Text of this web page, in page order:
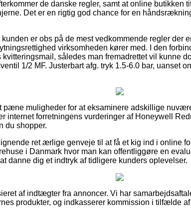
de danske regler, samt at online butikken
Det er en rigtig god chance for en
er obs på de mest vedkommende regler der
virksomheden kører med. I den
således man fremadrettet vil kunne
1/2 MF. Justerbart afg. tryk 1.5-6.0 bar, uanset
pæne muligheder for at eksaminere adskillige
internet forretningens vurderinger af Honeywell
du shopper.
ret ærlige genveje til at få et kig ind i online
i Danmark hvor man kan offentliggøre en
danne dig et indtryk af tidligere kunders oplevelser.
af indtægter fra annoncer. Vi har
produkter, og indkasserer kommission i tilfælde